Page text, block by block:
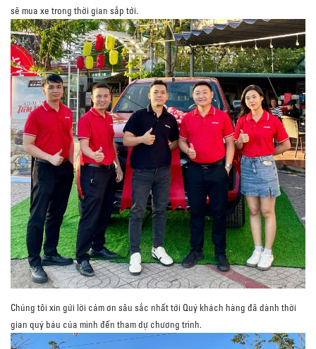
sẽ mua xe trong thời gian sắp tới.
Chúng tôi xin gửi lời cảm ơn sâu sắc nhất tới Quý khách hàng đã dành thời
gian quý báu của mình đến tham dự chương trình.